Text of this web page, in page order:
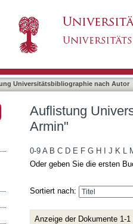
Universitätsbibliographie nach Autor
Auflistung
Armin"
0-9 A B C D E F G H J K L
Oder geben Sie die ersten
Sortiert nach:
Anzeige der Dokumente 1-1